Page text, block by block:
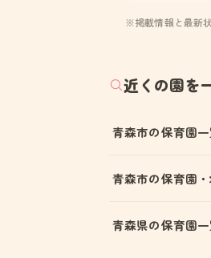
※掲載情報と最新
近くの園を
青森市の保育園
青森市の保育園
青森県の保育園